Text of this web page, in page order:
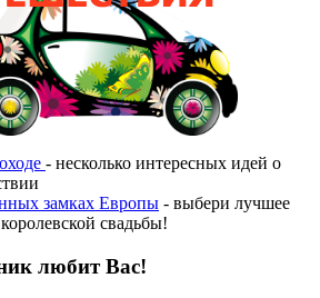
- несколько интересных идей о
замках Европы - выбери лучшее
свадьбы!
любит Вас!